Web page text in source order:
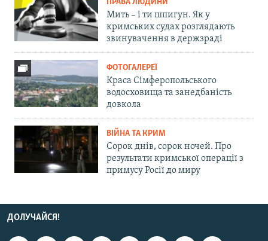
ПРАВА ЛЮДИНИ
Мить – і ти шпигун. Як у
кримських судах розглядають
звинувачення в держзраді
ФОТОГАЛЕРЕЇ
Краса Сімферопольського
водосховища та занедбаність
довкола
ВІЙНА ТА КРИМ
Сорок днів, сорок ночей. Про
результати кримської операції з
примусу Росії до миру
ДОЛУЧАЙСЯ!